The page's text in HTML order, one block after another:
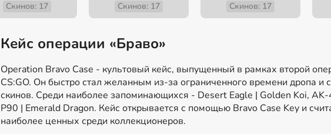
Скинов: 17 Скинов: 17 Скинов: 17
Кейс операции «Браво»
Operation Bravo Case - культовый кейс, выпущенный в рамках второй
CS:GO. Он быстро стал желанным из-за ограниченного времени дропа и
скинов. Среди наиболее запоминающихся - Desert Eagle | Golden Koi,
P90 | Emerald Dragon. Кейс открывается с помощью Bravo Case Key и
наиболее ценных среди коллекционеров.